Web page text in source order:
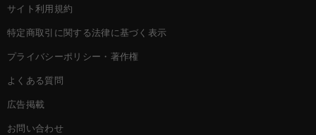
サイト利用規約
特定商取引に関する法律に基づく表示
プライバシーポリシー・著作権
よくある質問
広告掲載
お問い合わせ